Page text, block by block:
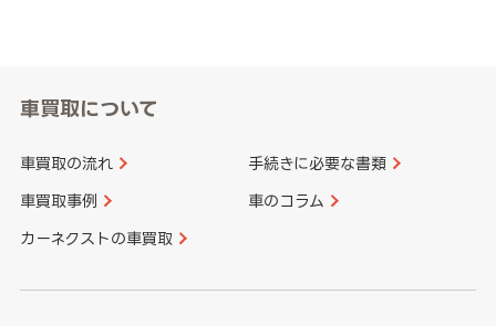
車買取について
車買取の流れ 手続きに必要な書類
車買取事例 車のコラム
カーネクストの車買取